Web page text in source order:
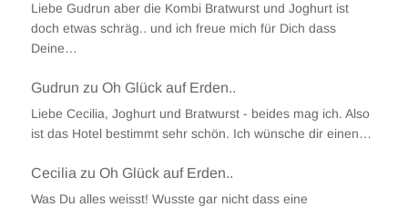
Liebe Gudrun aber die Kombi Bratwurst und Joghurt ist
doch etwas schräg.. und ich freue mich für Dich dass
Deine…
Gudrun zu Oh Glück auf Erden..
Liebe Cecilia, Joghurt und Bratwurst - beides mag ich. Also
ist das Hotel bestimmt sehr schön. Ich wünsche dir einen…
Cecilia zu Oh Glück auf Erden..
Was Du alles weisst! Wusste gar nicht dass eine